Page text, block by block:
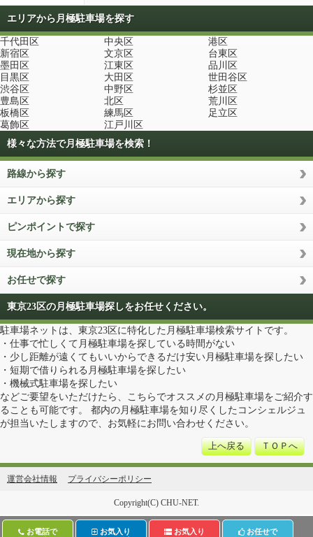
エリアから月極駐車場を探す
千代田区 中央区
港区
新宿区
文京区
台東区
墨田区
江東区
品川区
目黒区
大田区
世田谷区
渋谷区
中野区
杉並区
豊島区
北区
荒川区
板橋区
練馬区
足立区
葛飾区
江戸川区
様々な方法で月極駐車場を検索！
路線から探す
エリアから探す
ピンポイントで探す
現在地から探す
お任せで探す
東京23区の月極駐車場探しをお任せください。
駐車場ネットは、東京23区に特化した月極駐車場検索サイトです。
・仕事で忙しくて月極駐車場を探している時間がない
・少し距離が遠くてもいいからできるだけ安い月極駐車場を探したい
・短期で借りられる月極駐車場を探したい
・機械式駐車場を探したい
などご要望をいただけたら、こちらでオススメの月極駐車場をご紹介す
ることも可能です。 都内の月極駐車場を知り尽くしたコンシェルジュ
が担当いたしますので、お気軽にお問い合わせください。
上へ戻る ＴＯＰへ
運営会社情報 プライバシーポリシー
Copyright(C) CHU-NET.
お電話で
お気入り
お気入り
お任せで